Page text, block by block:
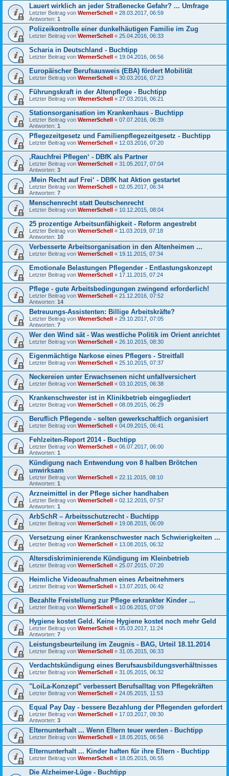
Lauert wirklich an jeder Straßenecke Gefahr? ... Umfrage
Letzter Beitrag von WernerSchell « 28.03.2017, 06:59
Antworten: 1
Polizeikontrolle einer dunkelhäutigen Familie im Zug
Letzter Beitrag von WernerSchell « 25.04.2016, 06:33
Scharia in Deutschland - Buchtipp
Letzter Beitrag von WernerSchell « 19.04.2016, 06:56
Europäischer Berufsausweis (EBA) fördert Mobilität
Letzter Beitrag von WernerSchell « 30.03.2016, 07:23
Führungskraft in der Altenpflege - Buchtipp
Letzter Beitrag von WernerSchell « 27.03.2016, 06:21
Stationsorganisation im Krankenhaus - Buchtipp
Letzter Beitrag von WernerSchell « 07.07.2016, 06:39
Antworten: 1
Pflegezeitgesetz und Familienpflegezeitgesetz - Buchtipp
Letzter Beitrag von WernerSchell « 12.03.2016, 07:20
‚Rauchfrei Pflegen‘ - DBfK als Partner
Letzter Beitrag von WernerSchell « 31.05.2017, 07:04
Antworten: 3
‚Mein Recht auf Frei‘ - DBfK hat Aktion gestartet
Letzter Beitrag von WernerSchell « 02.05.2017, 06:34
Antworten: 7
Menschenrecht statt Deutschenrecht
Letzter Beitrag von WernerSchell « 10.12.2015, 08:04
25 prozentige Arbeitsunfähigkeit - Reform angestrebt
Letzter Beitrag von WernerSchell « 11.03.2019, 07:18
Antworten: 10
Verbesserte Arbeitsorganisation in den Altenheimen ...
Letzter Beitrag von WernerSchell « 19.11.2015, 07:34
Emotionale Belastungen Pflegender - Entlastungskonzept
Letzter Beitrag von WernerSchell « 17.11.2015, 07:24
Pflege - gute Arbeitsbedingungen zwingend erforderlich!
Letzter Beitrag von WernerSchell « 21.12.2016, 07:52
Antworten: 14
Betreuungs-Assistenten: Billige Arbeitskräfte?
Letzter Beitrag von WernerSchell « 29.10.2017, 07:05
Antworten: 7
Wer den Wind sät - Was westliche Politik im Orient anrichtet
Letzter Beitrag von WernerSchell « 26.10.2015, 08:30
Eigenmächtige Narkose eines Pflegers - Streitfall
Letzter Beitrag von WernerSchell « 25.10.2015, 07:37
Neckereien unter Erwachsenen nicht unfallversichert
Letzter Beitrag von WernerSchell « 03.10.2015, 06:38
Krankenschwester ist in Klinikbetrieb eingegliedert
Letzter Beitrag von WernerSchell « 08.09.2015, 06:29
Beruflich Pflegende - selten gewerkschaftlich organisiert
Letzter Beitrag von WernerSchell « 04.09.2015, 06:41
Fehlzeiten-Report 2014 - Buchtipp
Letzter Beitrag von WernerSchell « 06.07.2017, 06:00
Antworten: 1
Kündigung nach Entwendung von 8 halben Brötchen
unwirksam
Letzter Beitrag von WernerSchell « 22.11.2015, 08:10
Antworten: 1
Arzneimittel in der Pflege sicher handhaben
Letzter Beitrag von WernerSchell « 02.12.2015, 07:57
Antworten: 1
ArbSchR – Arbeitsschutzrecht - Buchtipp
Letzter Beitrag von WernerSchell « 19.08.2015, 06:09
Versetzung einer Krankenschwester nach Schwierigkeiten ...
Letzter Beitrag von WernerSchell « 13.08.2015, 06:32
Altersdiskriminierende Kündigung im Kleinbetrieb
Letzter Beitrag von WernerSchell « 25.07.2015, 07:20
Heimliche Videoaufnahmen eines Arbeitnehmers
Letzter Beitrag von WernerSchell « 13.07.2015, 06:42
Bezahlte Freistellung zur Pflege erkrankter Kinder ...
Letzter Beitrag von WernerSchell « 10.06.2015, 07:09
Hygiene kostet Geld. Keine Hygiene kostet noch mehr Geld
Letzter Beitrag von WernerSchell « 05.03.2017, 11:24
Antworten: 7
Leistungsbeurteilung im Zeugnis - BAG, Urteil 18.11.2014
Letzter Beitrag von WernerSchell « 31.05.2015, 06:33
Verdachtskündigung eines Berufsausbildungsverhältnisses
Letzter Beitrag von WernerSchell « 31.05.2015, 06:32
"LoiLa-Konzept" verbessert Berufsalltag von Pflegekräften
Letzter Beitrag von WernerSchell « 24.05.2015, 11:53
Equal Pay Day - bessere Bezahlung der Pflegenden gefordert
Letzter Beitrag von WernerSchell « 17.03.2017, 09:30
Antworten: 3
Elternunterhalt ... Wenn Eltern teuer werden - Buchtipp
Letzter Beitrag von WernerSchell « 18.05.2015, 06:56
Elternunterhalt ... Kinder haften für ihre Eltern - Buchtipp
Letzter Beitrag von WernerSchell « 18.05.2015, 06:55
Die Alzheimer-Lüge - Buchtipp